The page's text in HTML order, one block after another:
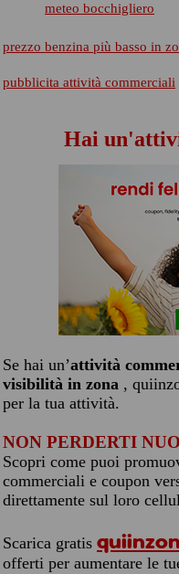
meteo bocchigliero
prezzo benzina più basso in
pubblicita attività commerciali
Hai
Se hai un’attività
visibilità in zona ,
per la tua attività.
NON PERDERTI
Scopri come puoi
commerciali e coupon
direttamente sul loro
Scarica gratis
offerti per aumentare le